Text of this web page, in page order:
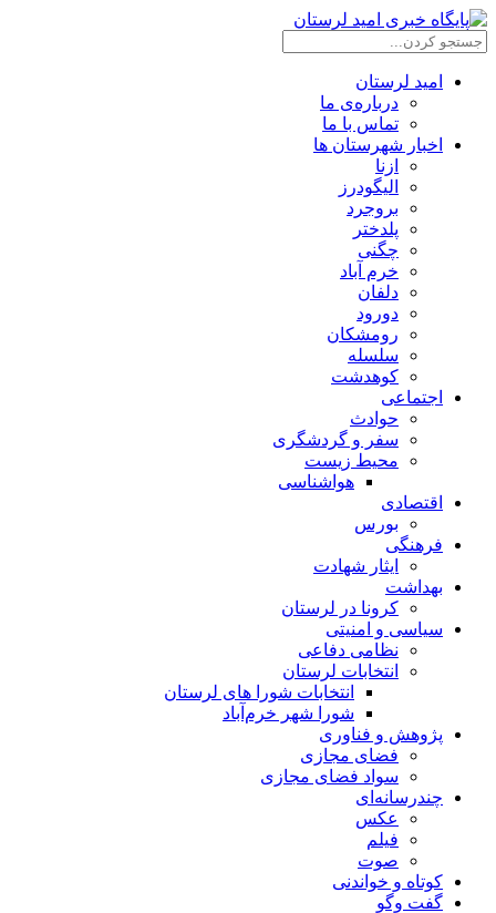
امید لرستان
درباره‌ی ما
تماس با ما
اخبار شهرستان ها
ازنا
الیگودرز
بروجرد
پلدختر
چگنی
خرم آباد
دلفان
دورود
رومشکان
سلسله
کوهدشت
اجتماعی
حوادث
سفر و گردشگری
محیط زیست
هواشناسی
اقتصادی
بورس
فرهنگی
ایثار شهادت
بهداشت
کرونا در لرستان
سیاسی و امنیتی
نظامی دفاعی
انتخابات لرستان
انتخابات شورا های لرستان
شورا شهر خرم‌آباد
پژوهش و فناوری
فضای مجازی
سواد فضای مجازی
چندرسانه‌ای
عكس
فیلم
صوت
کوتاه و خواندنی
گفت وگو